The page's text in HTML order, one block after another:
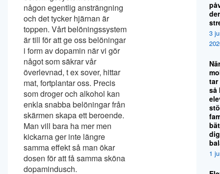
någon egentlig ansträngning
och det tycker hjärnan är
toppen. Vårt belöningssystem
är till för att ge oss belöningar
i form av dopamin när vi gör
något som säkrar vår
överlevnad, t ex sover, hittar
mat, fortplantar oss. Precis
som droger och alkohol kan
enkla snabba belöningar från
skärmen skapa ett beroende.
Man vill bara ha mer men
kickarna ger inte längre
samma effekt så man ökar
dosen för att få samma sköna
dopamindusch.
3
När
tar
så
1